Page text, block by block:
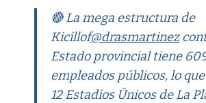
🔴 La mega estructura de
Kicillof@drasmartinez
Estado provincial tiene
empleados públicos, lo
12 Estadios Únicos de La